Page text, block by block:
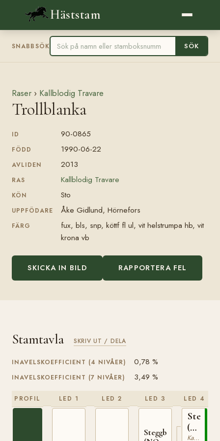
Häststam
SNABBSÖK SÖK
Raser › Kallblodig Travare
Trollblanka
ID 90-0865
FÖDD 1990-06-22
AVLIDEN 2013
RAS Kallblodig Travare
KÖN Sto
UPPFÖDARE Åke Gidlund, Hörnefors
FÄRG
fux, bls, snp, köttf fl ul, vit helstrumpa hb, vit
krona vb
SKICKA IN BILD RAPPORTERA FEL
Stamtavla SKRIV UT / DELA
INAVELSKOEFFICIENT (4 NIVÅER) 0,78 %
INAVELSKOEFFICIENT (7 NIVÅER) 3,49 %
PROFIL LED 1 LED 2 LED 3
Steggbest
LED 4
Stegg
(NO)
Kallblodig Travare